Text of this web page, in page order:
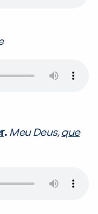
. Meu Deus,que